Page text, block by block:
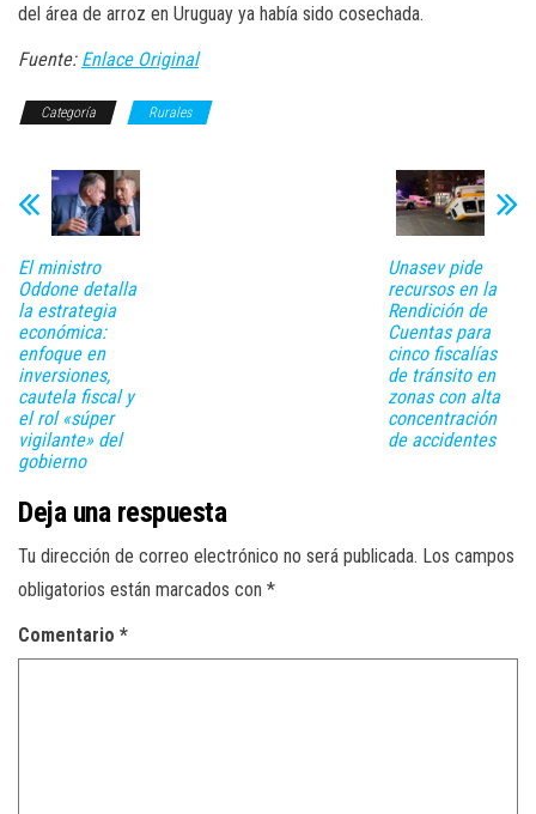
del área de arroz en Uruguay ya había sido cosechada.
Fuente: Enlace Original
Categoría Rurales
El ministro
Oddone detalla
la estrategia
económica:
enfoque en
inversiones,
cautela fiscal y
el rol «súper
vigilante» del
gobierno
Unasev pide
recursos en la
Rendición de
Cuentas para
cinco fiscalías
de tránsito en
zonas con alta
concentración
de accidentes
Deja una respuesta
Tu dirección de correo electrónico no será publicada. Los campos
obligatorios están marcados con *
Comentario *